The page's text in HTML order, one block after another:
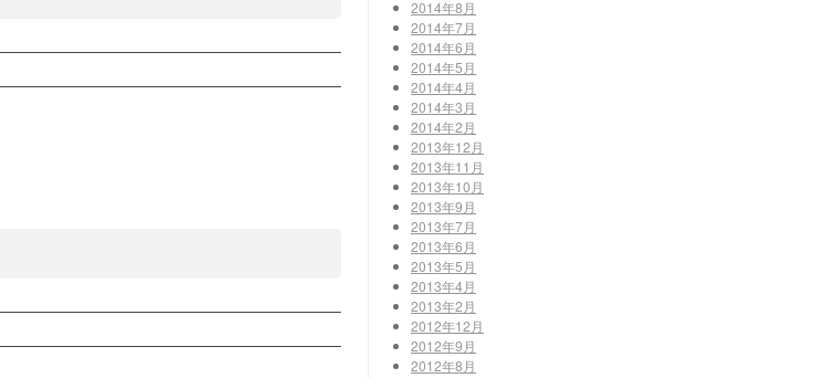
2014年8月
2014年7月
2014年6月
2014年5月
2014年4月
2014年3月
2014年2月
2013年12月
2013年11月
2013年10月
2013年9月
2013年7月
2013年6月
2013年5月
2013年4月
2013年2月
2012年12月
2012年9月
2012年8月